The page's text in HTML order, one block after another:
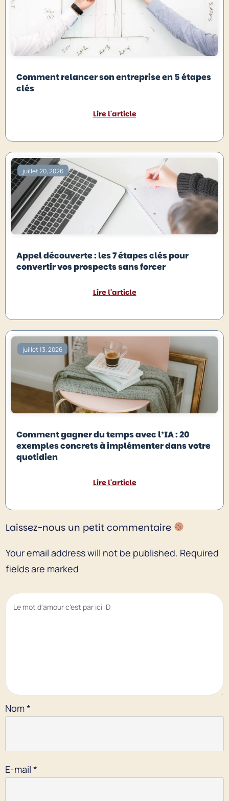
Comment relancer son entreprise en 5 étapes
clés
Lire l'article
juillet 20, 2026
Appel découverte : les 7 étapes clés pour
convertir vos prospects sans forcer
Lire l'article
juillet 13, 2026
Comment gagner du temps avec l’IA : 20
exemples concrets à implémenter dans votre
quotidien
Lire l'article
Laissez-nous un petit commentaire
Your email address will not be published. Required
fields are marked
Nom*
E-mail *